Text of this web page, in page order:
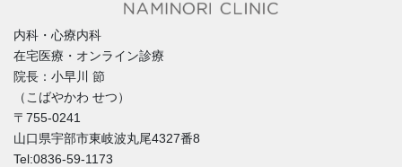
内科・心療内科
在宅医療・オンライン診療
院長：小早川 節
（こばやかわ せつ）
〒755-0241
山口県宇部市東岐波丸尾4327番8
Tel:0836-59-1173